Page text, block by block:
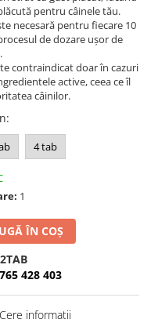
pentru câinele tău.
necesară pentru fiecare 10
de dozare ușor de
contraindicat doar în cazuri
active, ceea ce îl
câinilor.
:
4 tab
1
ÎN COȘ
428 403
informatii